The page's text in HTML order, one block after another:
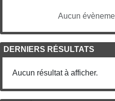
Aucun
DERNIERS RÉSULTATS
Aucun résultat à afficher.